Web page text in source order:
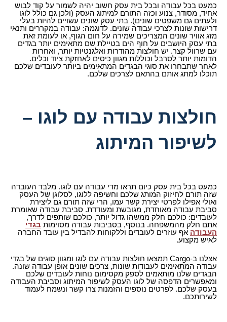
כמעט בכל עבודה ובכל בית עסק חשוב יהיה לשמור על קוד לבוש
אחיד, מסודר, צנוע וכזה התורם למיתוג העסק (ולכן גם כולל לוגו
ולעתים גם משפטים שונים). בתי עסק שונים עשויים להיות בעלי
דרישות שונות לצרכי עבודה שונים. לדוגמה: עבודה במקררים ותנאי
מזג אוויר שונים המצריכים שמירה על חום הגוף, או לעומת זאת
בתי עסק היושבים על חוף הים בטיילת שם מתאימים יותר בגדים
עם שרוול קצר. יש חולצות מהודרות ואלגנטיות יותר, ואחרות
הדומות יותר לסרבל וכוללות מגוון כיסים לאחזקת ציוד וכלים.
לאחר שתבחרו את סוגי הבגדים המתאימים ביותר לעובדים שלכם
תוכלו למתג אותם בהתאם לצרכים שלכם.
חולצות עבודה עם לוגו –
לשיפור המיתוג
כמעט בכל בית עסק כיום תראו מדי עבודה עם לוגו. מלבד העובדה
שזה תורם לחיזוק המותג שלכם וחשיפה ללוגו, לסלוגן של העסק
ואולי אפילו לפרטי יצירת קשר עמו, הרי שזה תורם גם ליצירת
סביבת עבודה מאוחדת, מגובשת ומעודדת. סביבת עבודה שאומרת
לעובדים: כולכם חלק ממשהו גדול יותר, כולכם שותפים לדרך,
אתם חלק מהמשפחה. בנוסף, בסביבות עבודה מסוימות בגדי
העבודה אף עוזרים לעובדים וללקוחות להבדיל בין עובד החברה
לאיש מקצוע.
אצלנו ב-Cargo תמצאו חולצות עבודה עם לוגו ומגוון סוגים של בגדי
עבודה המתאימים לעבודות שונות, צרכים שונים אופן עבודה שונה.
הבגדים שלנו מותאמים לספק מקסימום נוחות לעובדים שלכם
ומאפשרים הדפסה של לוגו העסק לשיפור המיתוג וסביבת העבודה
בעסק שלכם. לפרטים נוספים והזמנות צרו קשר ונשמח לעמוד
לשירותכם.